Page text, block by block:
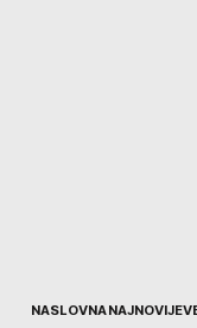
KurirNASLOVNANAJNOVIJE